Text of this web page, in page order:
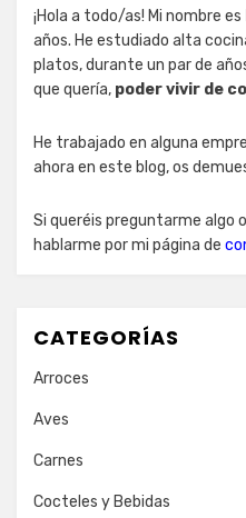
¡Hola a todo/as! Mi nombre es
años. He estudiado alta
platos, durante un par de
que quería, poder vivir de
He trabajado en alguna
ahora en este blog, os
Si queréis preguntarme algo
hablarme por mi página de
CATEGORÍAS
Arroces
Aves
Carnes
Cocteles y Bebidas